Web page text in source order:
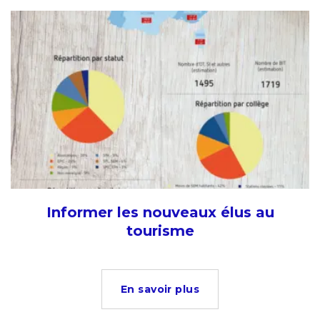
Informer les nouveaux élus au
tourisme
En savoir plus